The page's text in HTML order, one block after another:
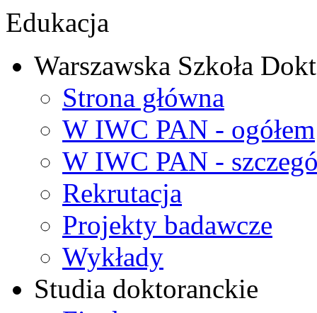
Edukacja
Warszawska Szkoła
Strona główna
W IWC PAN - ogółem
W IWC PAN -
Rekrutacja
Projekty badawcze
Wykłady
Studia doktoranckie